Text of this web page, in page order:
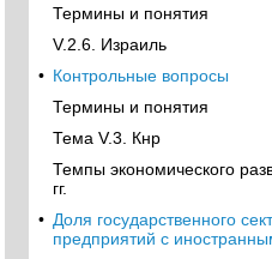
Термины и понятия
V.2.6. Израиль
• Контрольные вопросы
Термины и понятия
Тема V.3. Кнр
Темпы экономического
гг.
• Доля государственного
предприятий с